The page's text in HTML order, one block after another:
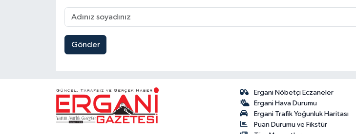
Gönder
Ergani Nöbetçi Eczaneler
Ergani Hava Durumu
Ergani Trafik Yoğunluk Haritası
Puan Durumu ve Fikstür